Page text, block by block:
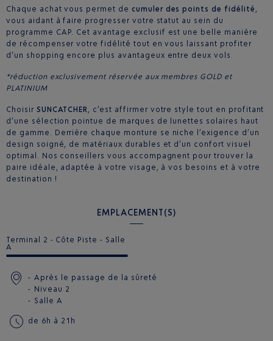
Chaque achat vous permet de cumuler des points de fidélité
vous aidant à faire progresser votre statut au sein du
programme CAP. Cet avantage exclusif est une belle manière
de récompenser votre fidélité tout en vous laissant profiter
d’un shopping encore plus avantageux entre deux vols.
*réduction exclusivement réservée aux membres GOLD et
PLATINIUM
Choisir SUNCATCHER
, c’est affirmer votre style tout en profitant
d’une sélection pointue de marques de lunettes solaires haut
de gamme. Derrière chaque monture se niche l’exigence d’un
design soigné, de matériaux durables et d’un confort visuel
optimal. Nos conseillers vous accompagnent pour trouver la
paire idéale, adaptée à votre visage, à vos besoins et à votre
destination !
EMPLACEMENT(S)
Terminal 2 - Côte Piste - Salle
A
Après le passage de la sûreté
Niveau 2
Salle A
de 6h à 21h